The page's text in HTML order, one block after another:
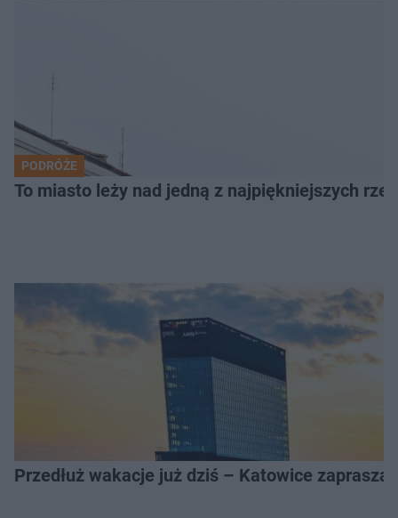
PODRÓŻE
To miasto leży nad jedną z najpiękniejszych
Przedłuż wakacje już dziś – Katowice